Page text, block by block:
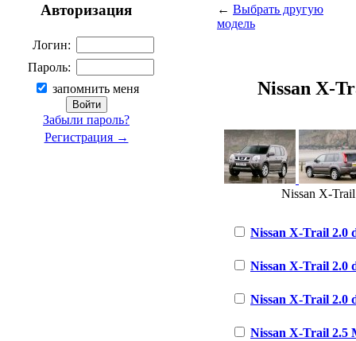
Авторизация
Логин:
Пароль:
запомнить меня
Забыли пароль?
Регистрация →
← Выбрать другую
модель
Nissan X-
Nissan X-
Nissan X-Trail 2.0
Nissan X-Trail 2.0
Nissan X-Trail 2.0
Nissan X-Trail 2.5